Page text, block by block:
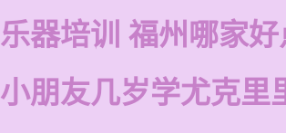
乐器培训 福州哪家好
小朋友几岁学尤克里